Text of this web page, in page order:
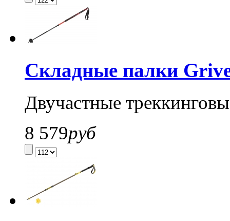
Складные палки
Двучастные
8 579руб